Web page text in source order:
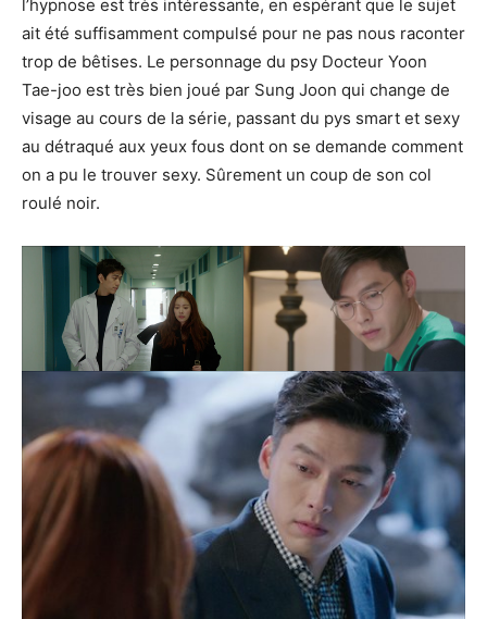
l’hypnose est très intéressante, en espérant que le sujet
ait été suffisamment compulsé pour ne pas nous raconter
trop de bêtises. Le personnage du psy Docteur Yoon
Tae-joo est très bien joué par Sung Joon qui change de
visage au cours de la série, passant du pys smart et sexy
au détraqué aux yeux fous dont on se demande comment
on a pu le trouver sexy. Sûrement un coup de son col
roulé noir.